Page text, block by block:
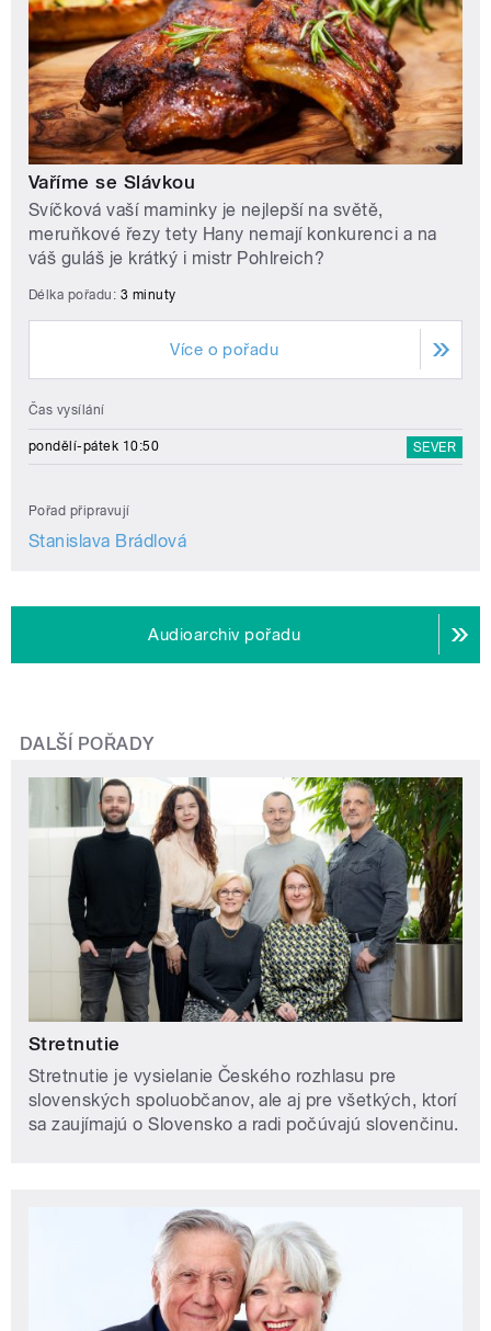
Vaříme se Slávkou
Svíčková vaší maminky je nejlepší na světě,
meruňkové řezy tety Hany nemají konkurenci a na
váš guláš je krátký i mistr Pohlreich?
Délka pořadu: 3 minuty
Více o pořadu
Čas vysílání
pondělí-pátek 10:50 SEVER
Pořad připravují
Stanislava Brádlová
Audioarchiv pořadu
DALŠÍ POŘADY
Stretnutie
Stretnutie je vysielanie Českého rozhlasu pre
slovenských spoluobčanov, ale aj pre všetkých, ktorí
sa zaujímajú o Slovensko a radi počúvajú slovenčinu.